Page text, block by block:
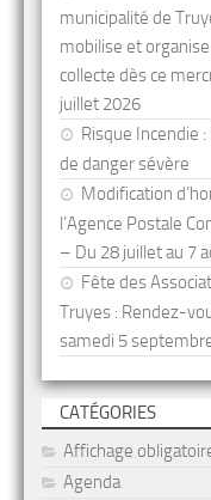
municipalité de
mobilise et
collecte dès ce
juillet 2026
Risque Incendie :
de danger sévère
Modification
l’Agence Postale
– Du 28 juillet au 7
Fête des
Truyes : Rendez-
samedi 5
CATÉGORIES
Affichage
Agenda